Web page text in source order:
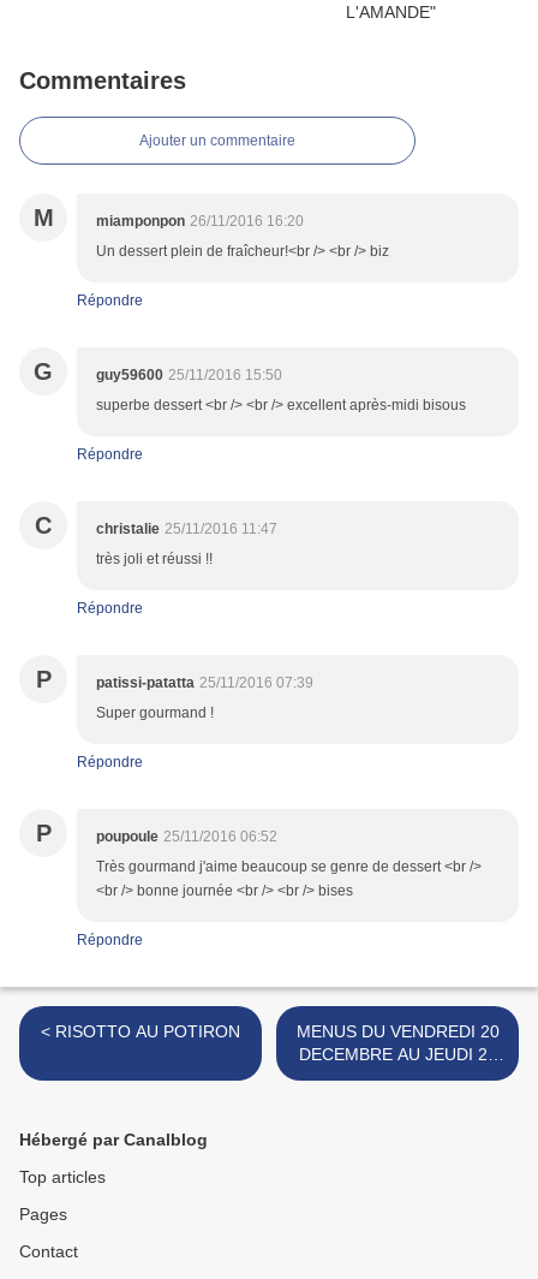
Commentaires
Ajouter un commentaire
M miamponpon 26/11/2016 16:20
Un dessert plein de fraîcheur!<br /> <br /> biz
Répondre
G guy59600 25/11/2016 15:50
superbe dessert <br /> <br /> excellent après-midi bisous
Répondre
C christalie 25/11/2016 11:47
très joli et réussi !!
Répondre
P patissi-patatta 25/11/2016 07:39
Super gourmand !
Répondre
P poupoule 25/11/2016 06:52
Très gourmand j'aime beaucoup se genre de dessert <br />
<br /> bonne journée <br /> <br /> bises
Répondre
< RISOTTO AU POTIRON
MENUS DU VENDREDI 20
DECEMBRE AU JEUDI 26
DECEMBRE 2024 >
Hébergé par Canalblog
Top articles
Pages
Contact